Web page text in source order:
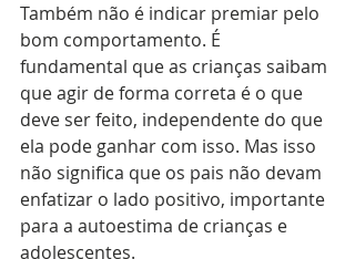
Também não é indicar premiar pelo
bom comportamento. É
fundamental que as crianças saibam
que agir de forma correta é o que
deve ser feito, independente do que
ela pode ganhar com isso. Mas isso
não significa que os pais não devam
enfatizar o lado positivo, importante
para a autoestima de crianças e
adolescentes.